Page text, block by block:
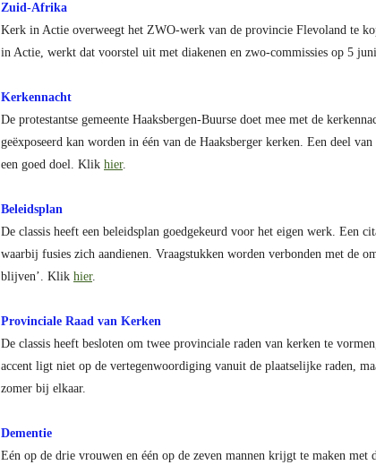
Zuid-Afrika
Kerk in Actie overweegt het ZWO-werk van de provincie Flevoland te
in Actie, werkt dat voorstel uit met diakenen en zwo-commissies op 5
Kerkennacht
De protestantse gemeente Haaksbergen-Buurse doet mee met de
geëxposeerd kan worden in één van de Haaksberger kerken. Een deel
een goed doel. Klik hier.
Beleidsplan
De classis heeft een beleidsplan goedgekeurd voor het eigen werk. Een
waarbij fusies zich aandienen. Vraagstukken worden verbonden met de
blijven’. Klik hier.
Provinciale Raad van Kerken
De classis heeft besloten om twee provinciale raden van kerken te
accent ligt niet op de vertegenwoordiging vanuit de plaatselijke raden,
zomer bij elkaar.
Dementie
Eén op de drie vrouwen en één op de zeven mannen krijgt te maken met